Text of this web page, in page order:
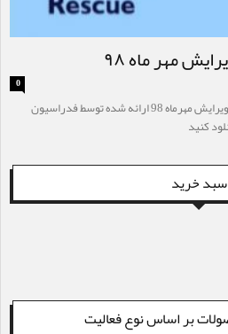
مهر ماه ۹۸
0
جزوه جدید نجات فنی رشته های فنی ویرایش مهرماه 98 ارائه شده توسط فدراسیون
کنید
سبد خرید
بر اساس نوع فعالیت